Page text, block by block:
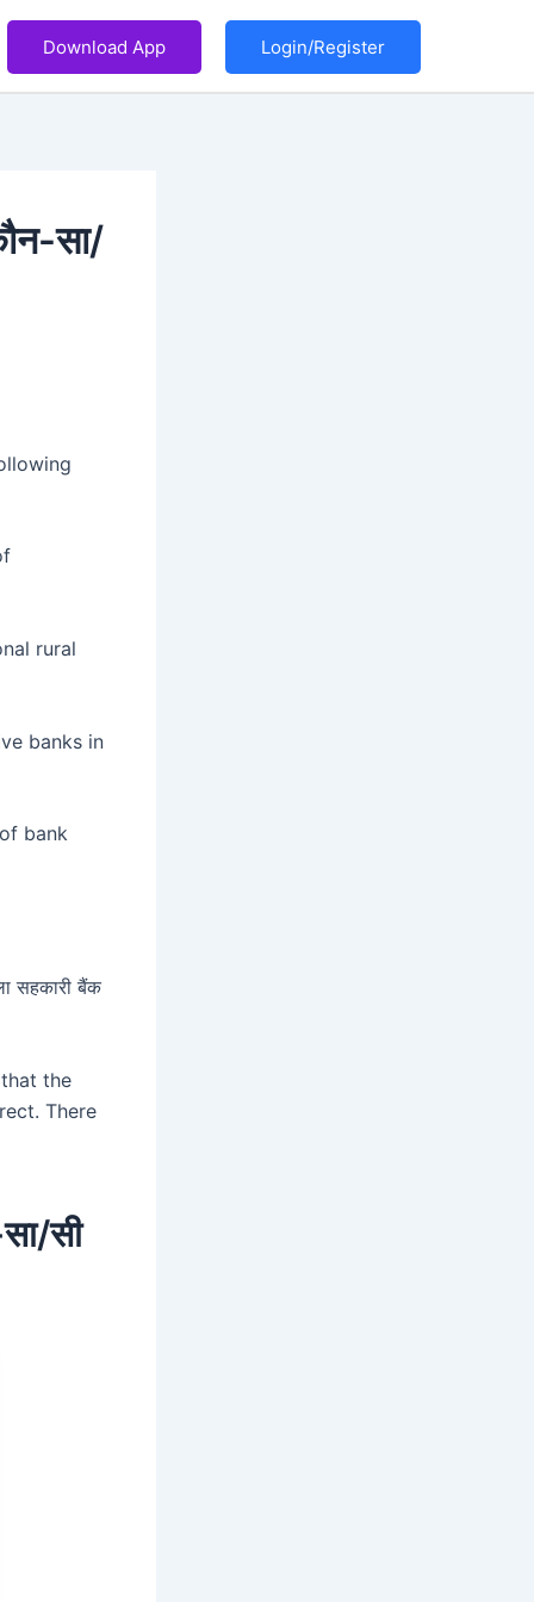
Download App Login/Register
सा/
rural
banks in
bank
सहकारी बैंक
the
There
सी